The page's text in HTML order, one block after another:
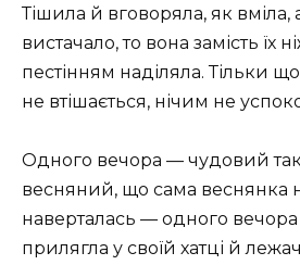
Тішила й вговоряла, як вміла,
вистачало, то вона замість їх
пестінням наділяла. Тільки
не втішається, нічим не
Одного вечора — чудовий
весняний, що сама веснянка
наверталась — одного
прилягла у своїй хатці й